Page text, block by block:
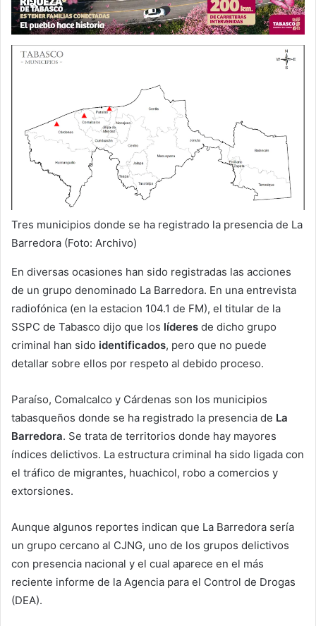
Tres municipios donde se ha registrado la presencia de La
Barredora (Foto: Archivo)
En diversas ocasiones han sido registradas las acciones
de un grupo denominado La Barredora. En una entrevista
radiofónica (en la estacion 104.1 de FM), el titular de la
SSPC de Tabasco dijo que los líderes de dicho grupo
criminal han sido identificados, pero que no puede
detallar sobre ellos por respeto al debido proceso.
Paraíso, Comalcalco y Cárdenas son los municipios
tabasqueños donde se ha registrado la presencia de La
Barredora. Se trata de territorios donde hay mayores
índices delictivos. La estructura criminal ha sido ligada con
el tráfico de migrantes, huachicol, robo a comercios y
extorsiones.
Aunque algunos reportes indican que La Barredora sería
un grupo cercano al CJNG, uno de los grupos delictivos
con presencia nacional y el cual aparece en el más
reciente informe de la Agencia para el Control de Drogas
(DEA).